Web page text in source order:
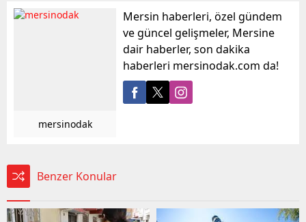
mersinodak
Mersin haberleri, özel gündem
ve güncel gelişmeler, Mersine
dair haberler, son dakika
haberleri mersinodak.com da!
Benzer Konular